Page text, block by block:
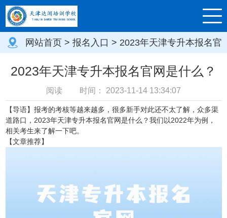
网站首页 > 报名入口 > 2023年天津专升本报名官
网是什么？
2023年天津专升本报名官网是什么？
阅读 时间： 2023-11-14 13:34:07
【导语】报考的考核等越来越多，很多新手对此还不太了解，众多渠
道路口，2023年天津专升本报名官网是什么？我们以2022年为例，
相关考生来了解一下吧。
【文章推荐】